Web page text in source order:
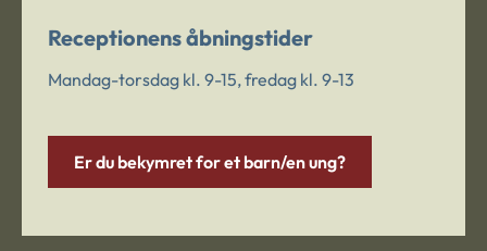
Receptionens åbningstider
Mandag-torsdag kl. 9-15, fredag kl. 9-13
Er du bekymret for et barn/en ung?